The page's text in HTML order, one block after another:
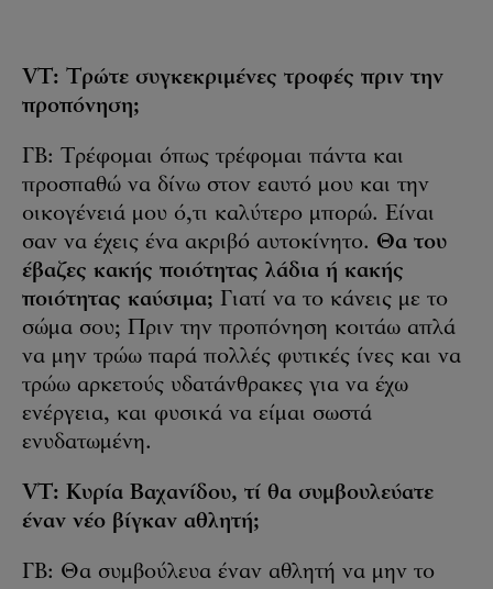
VT: Τρώτε συγκεκριμένες τροφές πριν την
προπόνηση;
ΓΒ: Τρέφομαι όπως τρέφομαι πάντα και
προσπαθώ να δίνω στον εαυτό μου και την
οικογένειά μου ό,τι καλύτερο μπορώ. Είναι
σαν να έχεις ένα ακριβό αυτοκίνητο. Θα του
έβαζες κακής ποιότητας λάδια ή κακής
ποιότητας καύσιμα; Γιατί να το κάνεις με το
σώμα σου; Πριν την προπόνηση κοιτάω απλά
να μην τρώω παρά πολλές φυτικές ίνες και να
τρώω αρκετούς υδατάνθρακες για να έχω
ενέργεια, και φυσικά να είμαι σωστά
ενυδατωμένη.
VT: Κυρία Βαχανίδου, τί θα συμβουλεύατε
έναν νέο βίγκαν αθλητή;
ΓΒ: Θα συμβούλευα έναν αθλητή να μην το